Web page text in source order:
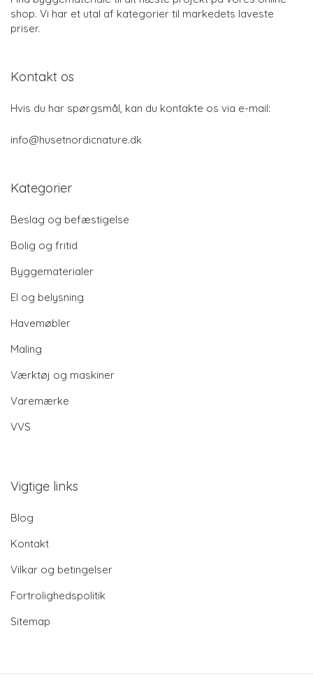
shop. Vi har et utal af kategorier til markedets laveste
priser.
Kontakt os
Hvis du har spørgsmål, kan du kontakte os via e-mail:
info@husetnordicnature.dk
Kategorier
Beslag og befæstigelse
Bolig og fritid
Byggematerialer
El og belysning
Havemøbler
Maling
Værktøj og maskiner
Varemærke
VVS
Vigtige links
Blog
Kontakt
Vilkar og betingelser
Fortrolighedspolitik
Sitemap